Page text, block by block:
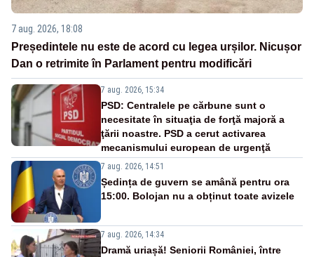
7 aug. 2026, 18:08
Președintele nu este de acord cu legea urșilor. Nicușor
Dan o retrimite în Parlament pentru modificări
7 aug. 2026, 15:34
PSD: Centralele pe cărbune sunt o
necesitate în situaţia de forţă majoră a
ţării noastre. PSD a cerut activarea
mecanismului european de urgenţă
7 aug. 2026, 14:51
Ședința de guvern se amână pentru ora
15:00. Bolojan nu a obținut toate avizele
7 aug. 2026, 14:34
Dramă uriașă! Seniorii României, între